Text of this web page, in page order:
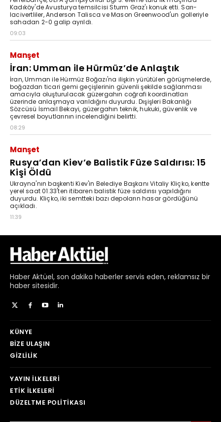
Haber Aktüel, son dakika haberler servis eden, reklamsız bir
haber sitesidir.
KÜNYE
BIZE ULAŞIN
GIZLILIK
YAYIN İLKELERI
ETIK İLKELERI
DÜZELTME POLITIKASI